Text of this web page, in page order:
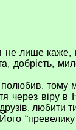
лише каже,
тому
віру в
любити